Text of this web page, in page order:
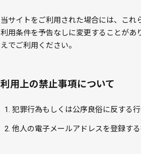
当サイトをご利用された場合には、こ
利用条件を予告なしに変更することがあ
えでご利用ください。
利用上の禁止事項について
犯罪行為もしくは公序良俗に反する
他人の電子メールアドレスを登録す